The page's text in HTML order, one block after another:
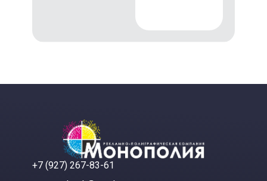
+7 (927) 267-83-61